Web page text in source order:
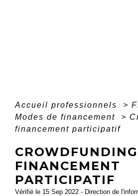
Accueil professionnels >
Modes de financement
>
financement participatif
FINANCEMENT
PARTICIPATIF
Vérifié le 15 Sep 2022 - Direction de